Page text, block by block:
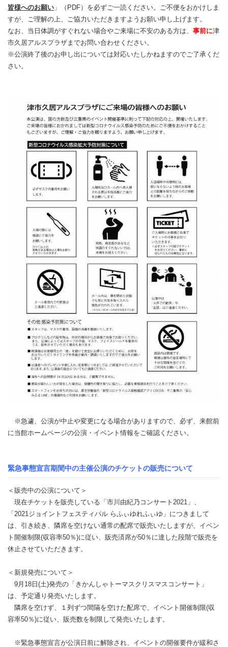
皆様へのお願い 」（PDF）を必ずご一読ください。ご不便をおかけしま
すが、ご理解の上、ご協力いただきますようお願い申し上げます。
なお、当日体調がすぐれない場合やご来場に不安のある方は、 事前に津
市久居アルスプラザまでお問い合わせください。
※公演終了後のお申し出については対応いたしかねますのでご了承くだ
さい。
※急遽、公演が中止や変更になる場合がありますので、必ず、来館前
に当館ホームページの公演・イベント情報をご確認ください。
緊急事態宣言期間中の主催公演のチケットの販売について
＜販売中の公演について＞
現在チケットを販売している「市川由紀乃コンサート2021」、
「2021ジョイントフェスティバル らふぃゆれふぃゆ」につきまして
は、引き続き、隣席を空けない通常の配席で販売いたしますが、イベン
ト開催制限(収容率50％)に従い、販売済席が50％に達した段階で販売を
休止させていただきます。
＜新規発売について＞
9月18日(土)発売の「きかんしゃトーマスクリスマスコンサート」
は、予定通り発売いたします。
隣席を空けず、１列ずつ間隔を空けた配席で、イベント開催制限(収
容率50％)に従い、販売数を制限して発売いたします。
※緊急事態宣言が公演日前に解除され、イベントの開催要件が緩和さ